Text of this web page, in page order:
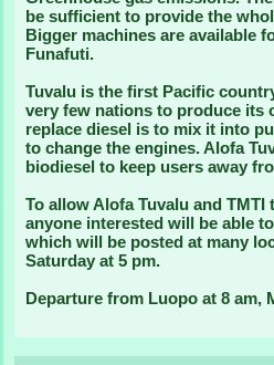
be sufficient to provide the
Bigger machines are available
Funafuti.
Tuvalu is the first Pacific
very few nations to produce its
replace diesel is to mix it into
to change the engines. Alofa
biodiesel to keep users away
To allow Alofa Tuvalu and
anyone interested will be able
which will be posted at many
Saturday at 5 pm.
Departure from Luopo at 8 am,